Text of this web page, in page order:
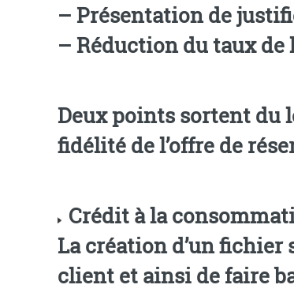
– Présentation de
– Réduction du taux de
Deux points sortent du lot, la création d’un fichier positif et la nécessité de dissocier les cartes de
fidélité de l’offre de
Crédit à la
La création d’un
client et ainsi de faire